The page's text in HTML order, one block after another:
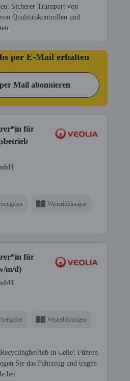
Sicherer Transport von
Qualitätskontrollen und
per E-Mail erhalten
Mail abonnieren
für
Weiterbildungen
für
m/d)
Weiterbildungen
in Celle! Führen
Sie das Fahrzeug und tragen
bei.